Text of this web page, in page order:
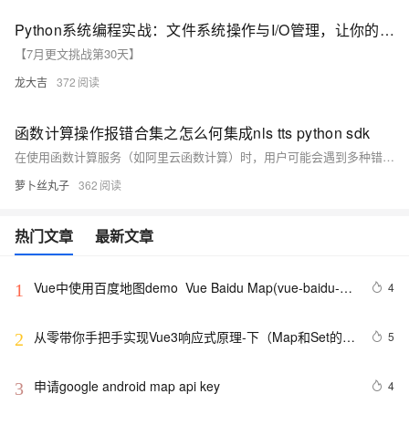
Python系统编程实战：文件系统操作与I/O管理，让你的代码更优雅
【7月更文挑战第30天】
龙大吉 372
函数计算操作报错合集之怎么何集成nls tts python sdk
在使用函数计算服务（如阿里云函数计算）时，用户可能会遇到多种错误场景。以下是一些常见的操作报错及其可能的原因和解决方法，包括但不限于：1. 函数部署失败、2. 函数执行超时、3. 资源不足错误、4. 权限与访问错误、5. 依赖问题、6. 网络配置错误、7. 触发器配置错误、8. 日志与监控问题。
萝卜丝丸子 362
热门文章 最新文章
1
Vue中使用百度地图demo  Vue Baidu Map(vue-baidu-
4
2
从零带你手把手实现Vue3响应式原理-下（Map和Set的处
5
3 申请google android map api key 4